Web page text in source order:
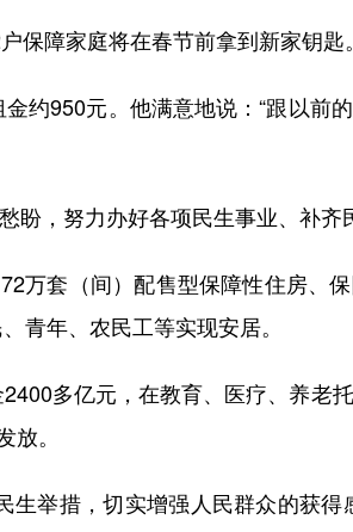
障家庭将在春节前拿到新家钥匙
950元。他满意地说：“跟以前的
，努力办好各项民生事业、补齐
套（间）配售型保障性住房、保
青年、农民工等实现安居。
多亿元，在教育、医疗、养老托
放。
举措，切实增强人民群众的获得